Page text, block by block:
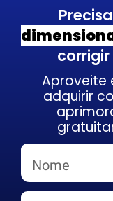
Aproveite
adquirir